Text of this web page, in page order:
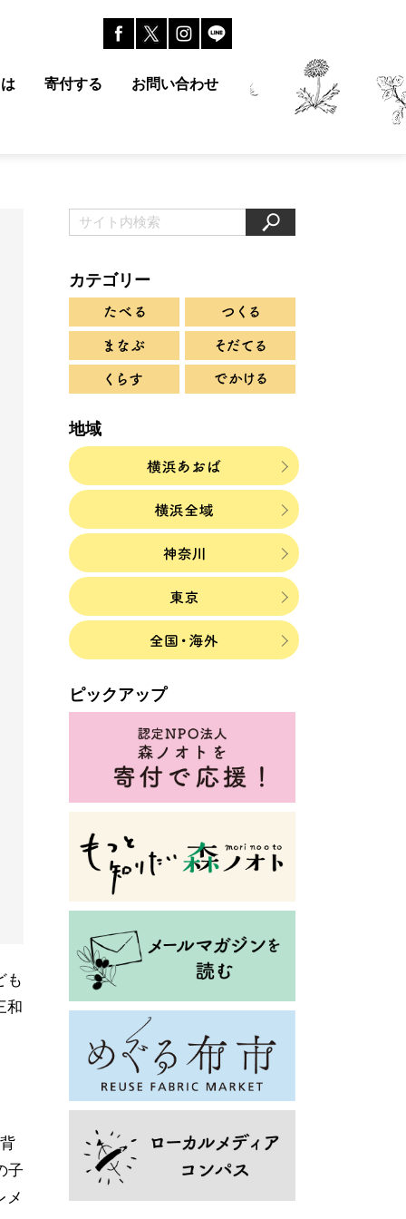
寄付する お問い合わせ
も
和
子
メ
カテゴリー
地域
ピックアップ